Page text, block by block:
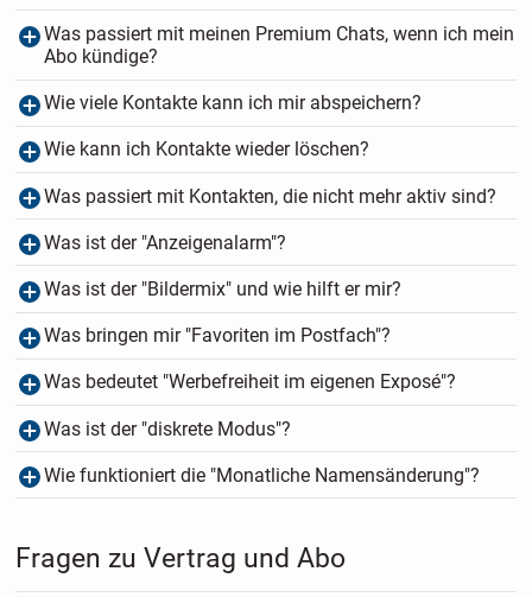
Was passiert mit meinen Premium Chats, wenn ich mein
Abo kündige?
Wie viele Kontakte kann ich mir abspeichern?
Wie kann ich Kontakte wieder löschen?
Was passiert mit Kontakten, die nicht mehr aktiv sind?
Was ist der "Anzeigenalarm"?
Was ist der "Bildermix" und wie hilft er mir?
Was bringen mir "Favoriten im Postfach"?
Was bedeutet "Werbefreiheit im eigenen Exposé"?
Was ist der "diskrete Modus"?
Wie funktioniert die "Monatliche Namensänderung"?
Fragen zu Vertrag und Abo